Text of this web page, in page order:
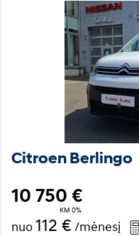
Citroen Berlingo
10 750 €
KM 0%
nuo112 € /mėnesį